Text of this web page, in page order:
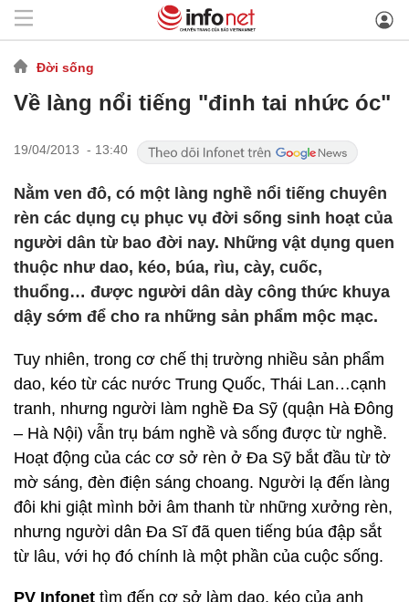
Đời sống
Về làng nổi tiếng "đinh tai nhức óc"
19/04/2013 - 13:40
Nằm ven đô, có một làng nghề nổi tiếng chuyên
rèn các dụng cụ phục vụ đời sống sinh hoạt của
người dân từ bao đời nay. Những vật dụng quen
thuộc như dao, kéo, búa, rìu, cày, cuốc,
thuổng… được người dân dày công thức khuya
dậy sớm để cho ra những sản phẩm mộc mạc.
Tuy nhiên, trong cơ chế thị trường nhiều sản phẩm
dao, kéo từ các nước Trung Quốc, Thái Lan…cạnh
tranh, nhưng người làm nghề Đa Sỹ (quận Hà Đông
– Hà Nội) vẫn trụ bám nghề và sống được từ nghề.
Hoạt động của các cơ sở rèn ở Đa Sỹ bắt đầu từ tờ
mờ sáng, đèn điện sáng choang. Người lạ đến làng
đôi khi giật mình bởi âm thanh từ những xưởng rèn,
nhưng người dân Đa Sĩ đã quen tiếng búa đập sắt
từ lâu, với họ đó chính là một phần của cuộc sống.
PV Infonet tìm đến cơ sở làm dao, kéo của anh